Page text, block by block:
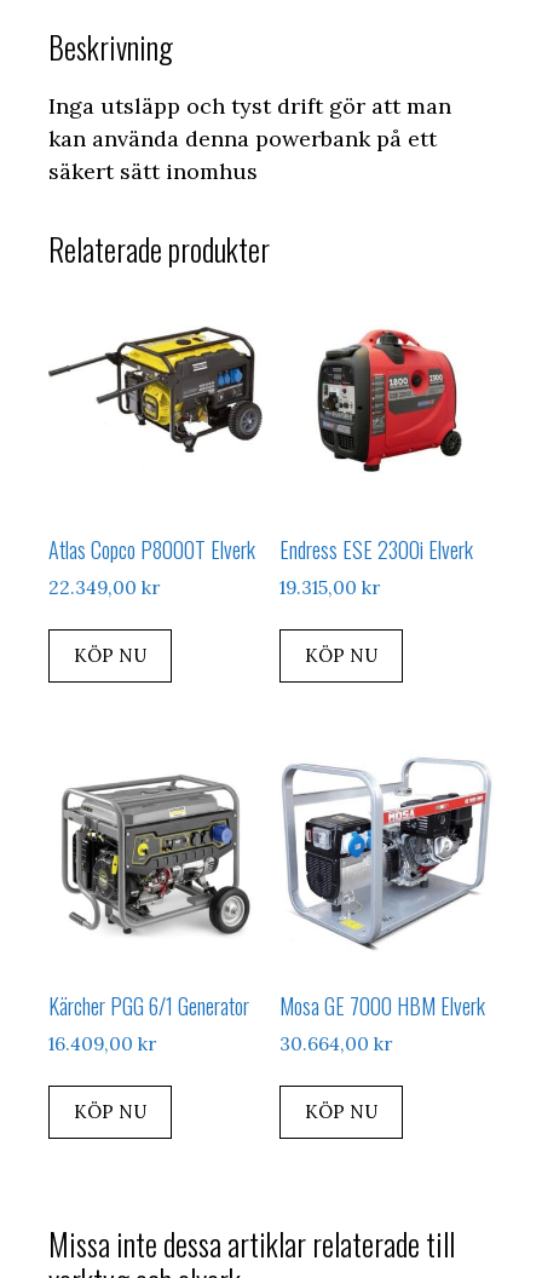
Beskrivning
Inga utsläpp och tyst drift gör att man
kan använda denna powerbank på ett
säkert sätt inomhus
Relaterade produkter
Atlas Copco P8000T Elverk
22.349,00 kr
KÖP NU
Endress ESE 2300i Elverk
19.315,00kr
KÖP NU
Kärcher PGG 6/1 Generator
16.409,00 kr
KÖP NU
Mosa GE 7000 HBM Elverk
30.664,00kr
KÖP NU
Missa inte dessa artiklar relaterade till